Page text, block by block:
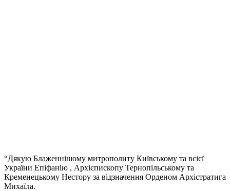
“Дякую Блаженнішому митрополиту Київському та всієї
України Епіфанію , Архієпископу Тернопільському та
Кременецькому Нестору за відзначення Орденом Архістратига
Михаїла.